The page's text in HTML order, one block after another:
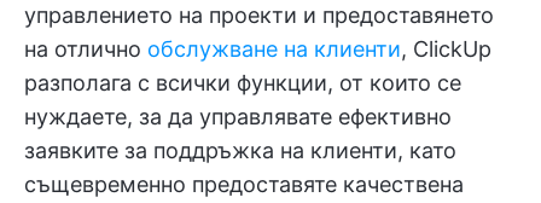
управлението на проекти и предоставянето
на отлично обслужване на клиенти, ClickUp
разполага с всички функции, от които се
нуждаете, за да управлявате ефективно
заявките за поддръжка на клиенти, като
същевременно предоставяте качествена